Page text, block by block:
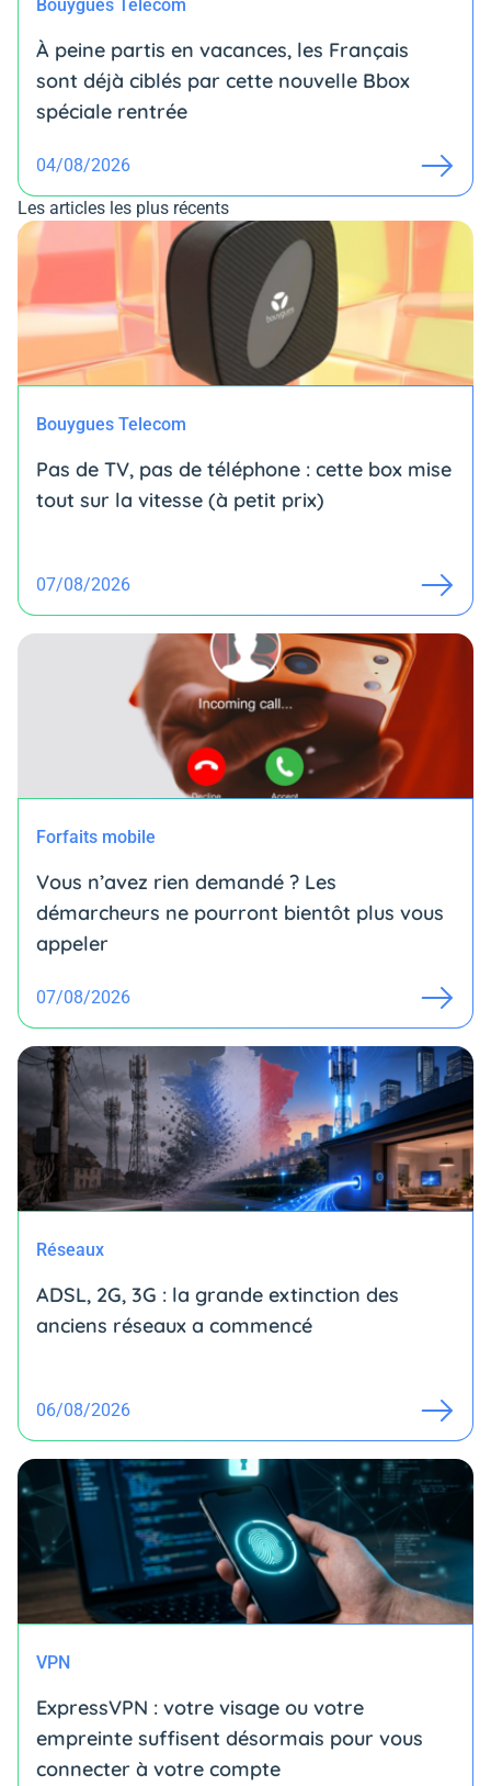
Bouygues Telecom
À peine partis en vacances, les Français
sont déjà ciblés par cette nouvelle Bbox
spéciale rentrée
04/08/2026
Les articles les plus récents
Bouygues Telecom
Pas de TV, pas de téléphone : cette box mise
tout sur la vitesse (à petit prix)
07/08/2026
Forfaits mobile
Vous n’avez rien demandé ? Les
démarcheurs ne pourront bientôt plus vous
appeler
07/08/2026
Réseaux
ADSL, 2G, 3G : la grande extinction des
anciens réseaux a commencé
06/08/2026
VPN
ExpressVPN : votre visage ou votre
empreinte suffisent désormais pour vous
connecter à votre compte